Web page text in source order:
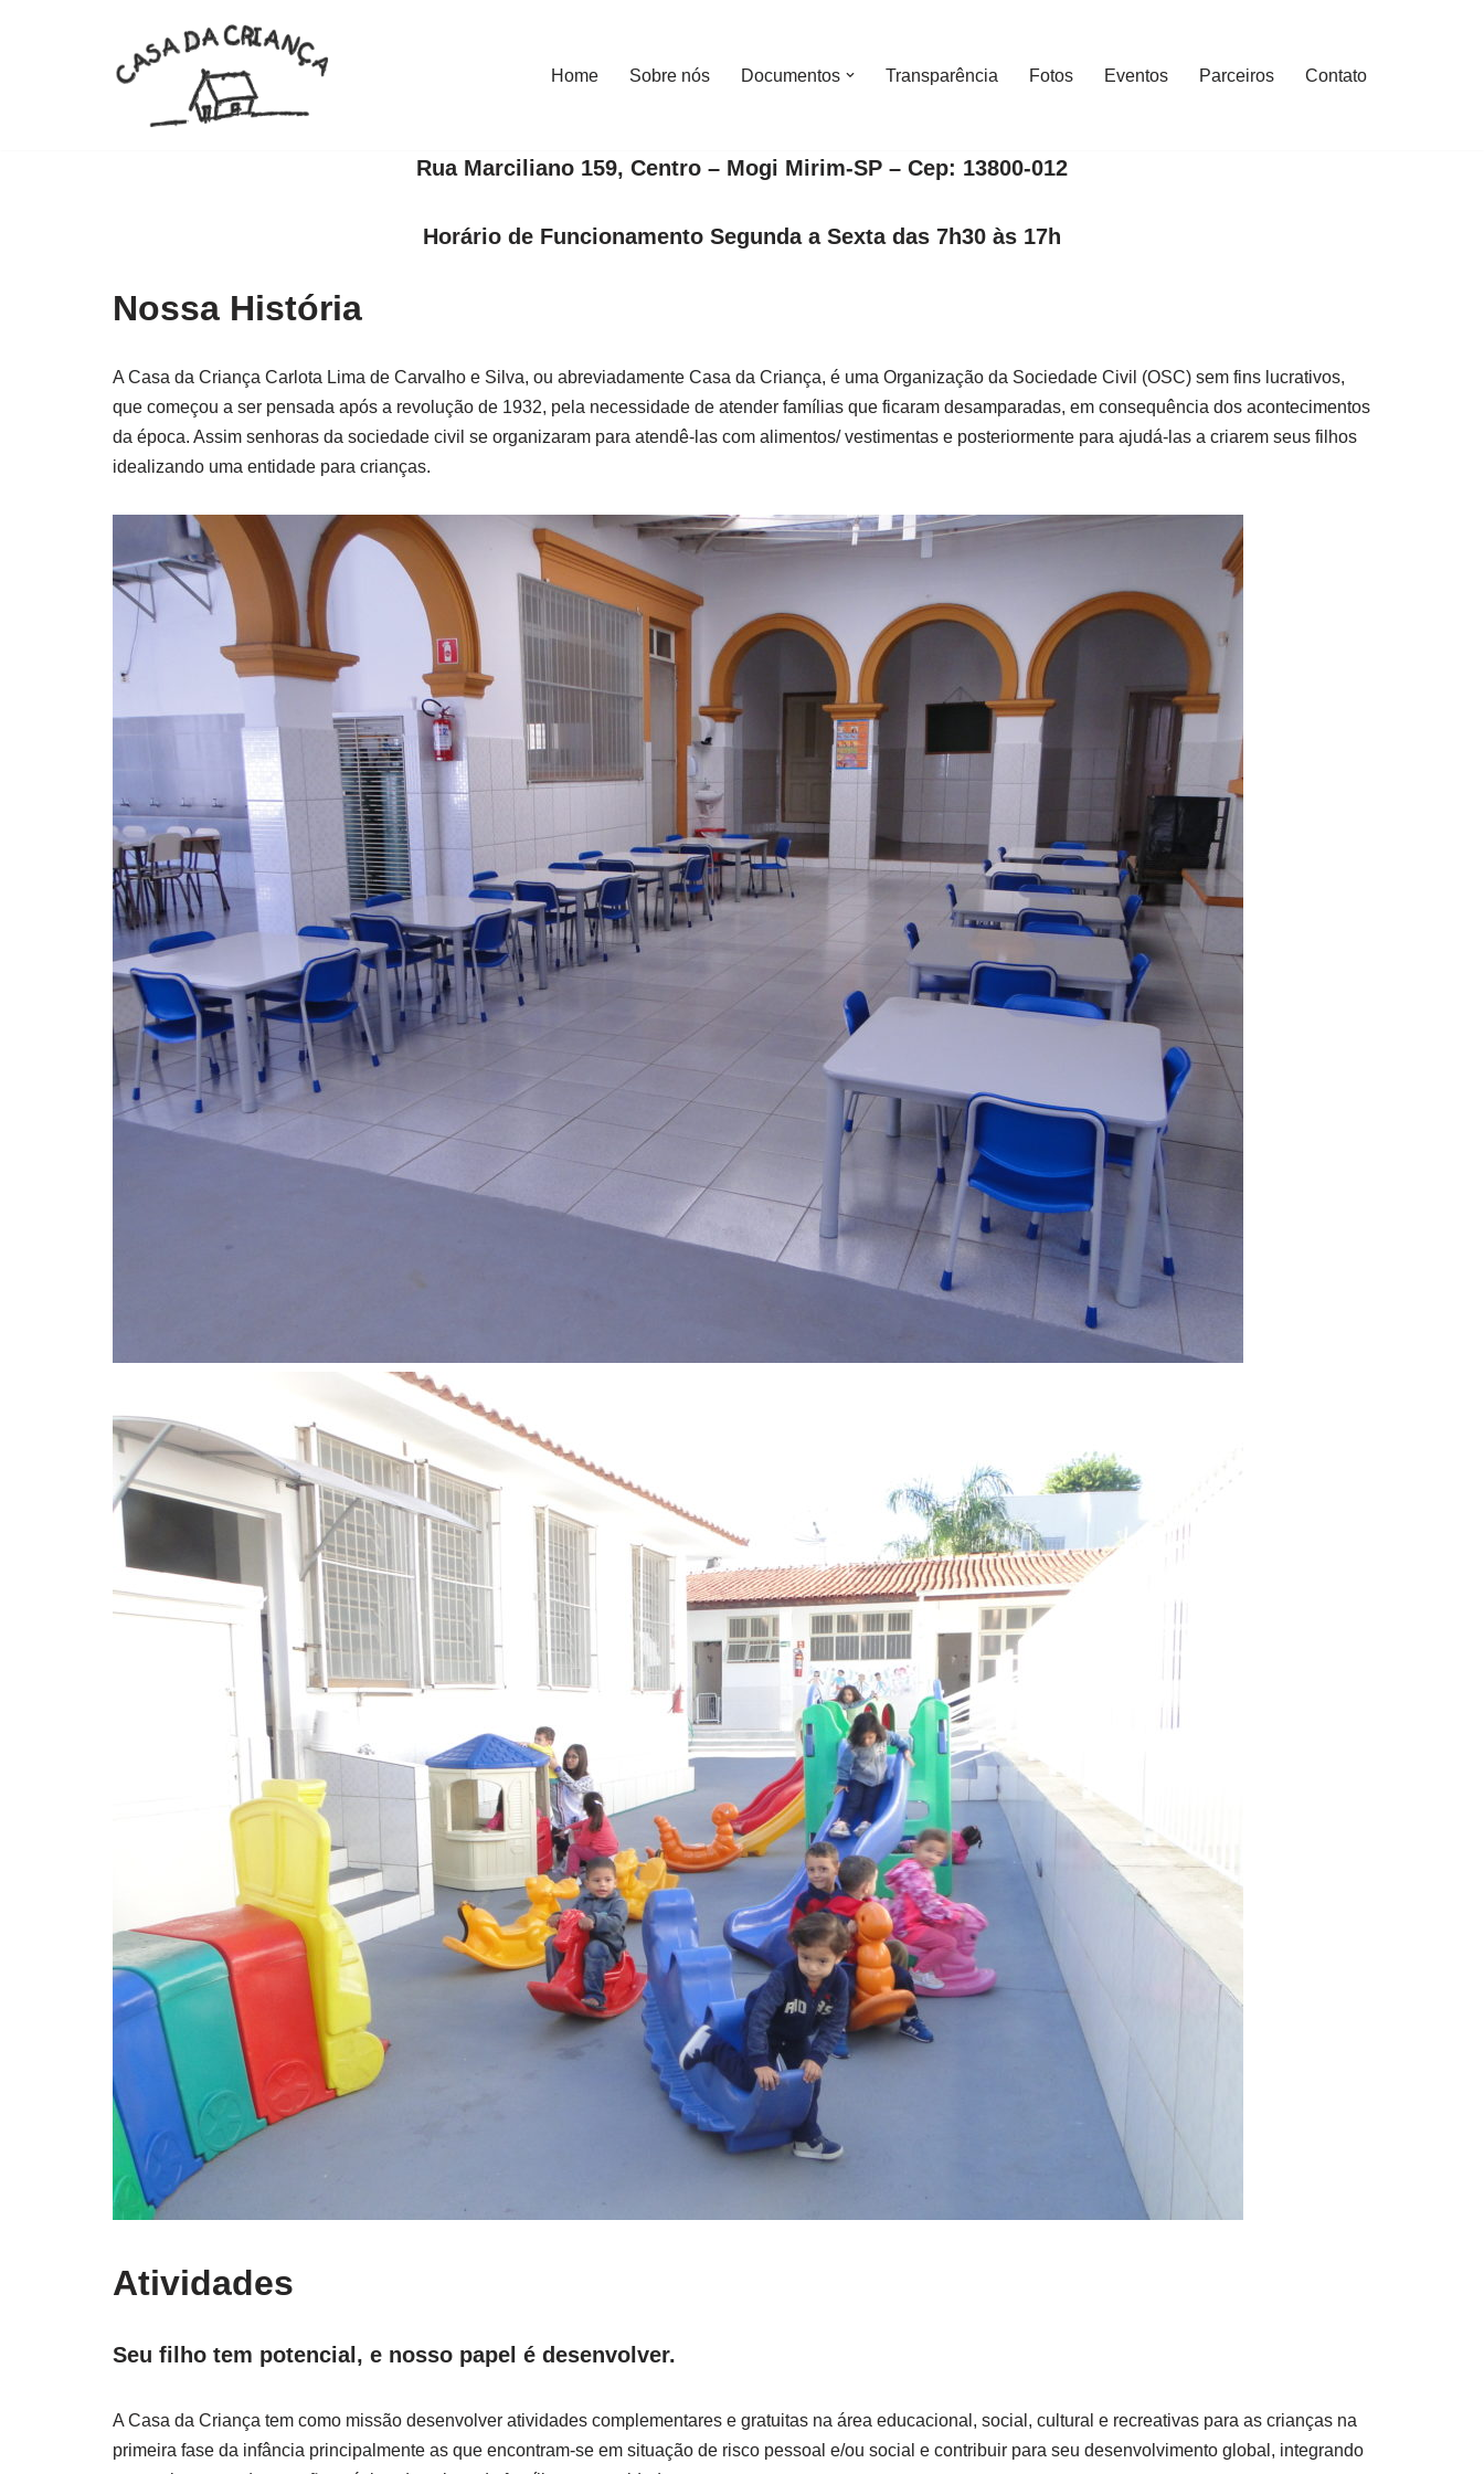
Home Sobre nós Documentos Transparência Fotos Eventos Parceiros Contato
Rua Marciliano 159, Centro – Mogi Mirim-SP – Cep: 13800-012
Horário de Funcionamento Segunda a Sexta das 7h30 às 17h
Nossa História
A Casa da Criança Carlota Lima de Carvalho e Silva, ou abreviadamente Casa da Criança, é uma Organização da Sociedade Civil (OSC) sem fins lucrativos,
que começou a ser pensada após a revolução de 1932, pela necessidade de atender famílias que ficaram desamparadas, em consequência dos acontecimentos
da época. Assim senhoras da sociedade civil se organizaram para atendê-las com alimentos/ vestimentas e posteriormente para ajudá-las a criarem seus filhos
idealizando uma entidade para crianças.
Atividades
Seu filho tem potencial, e nosso papel é desenvolver.
A Casa da Criança tem como missão desenvolver atividades complementares e gratuitas na área educacional, social, cultural e recreativas para as crianças na
primeira fase da infância principalmente as que encontram-se em situação de risco pessoal e/ou social e contribuir para seu desenvolvimento global, integrando